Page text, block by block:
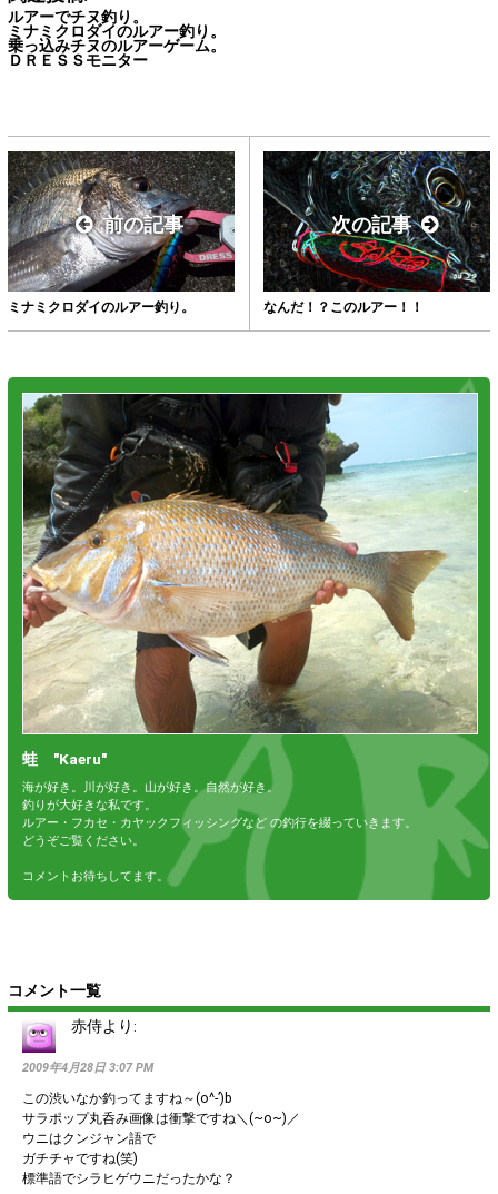
ルアーでチヌ釣り。
ミナミクロダイのルアー釣り。
乗っ込みチヌのルアーゲーム。
ＤＲＥＳＳモニター
前の記事
ミナミクロダイのルアー釣り。
次の記事
なんだ！？このルアー！！
蛙 "Kaeru"
海が好き。川が好き。山が好き。自然が好き。
釣りが大好きな私です。
ルアー・フカセ・カヤックフィッシングなど の釣行を綴っていきます。
どうぞご覧ください。
コメントお待ちしてます。
コメント一覧
赤侍より:
2009年4月28日 3:07 PM
この渋いなか釣ってますね～(o^-’)b
サラポップ丸呑み画像は衝撃ですね＼(~o~)／
ウニはクンジャン語で
ガチチャですね(笑)
標準語でシラヒゲウニだったかな？